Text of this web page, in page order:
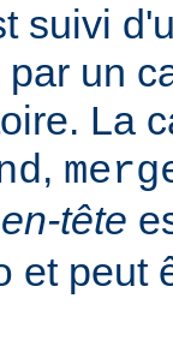
suivi
un
La
,
en-tête
et peut